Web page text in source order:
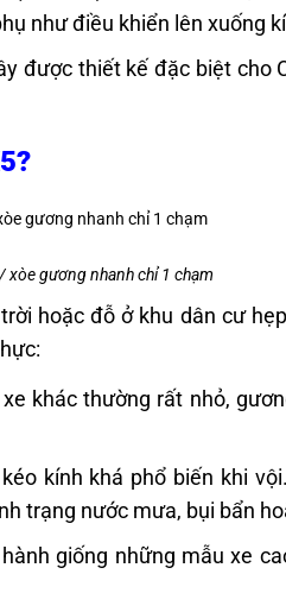
như điều khiển lên xuống
được thiết kế đặc biệt cho
xòe gương nhanh chỉ 1 chạm
hoặc đỗ ở khu dân cư
khác thường rất nhỏ,
kính khá phổ biến khi
trạng nước mưa, bụi bẩn
giống những mẫu xe